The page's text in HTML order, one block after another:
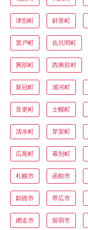
津別町 斜里町
置戸町 佐呂間町
興部町 西興部村
新冠町 浦河町
音更町 士幌町
清水町 芽室町
広尾町 幕別町
札幌市 函館市
釧路市 帯広市
網走市 留萌市